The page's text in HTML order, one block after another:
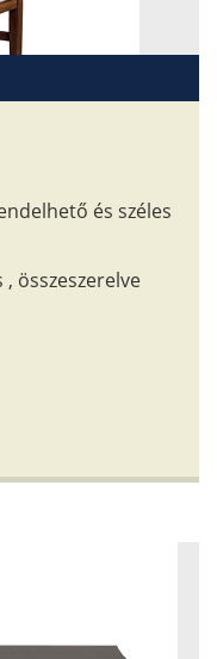
és széles
összeszerelve